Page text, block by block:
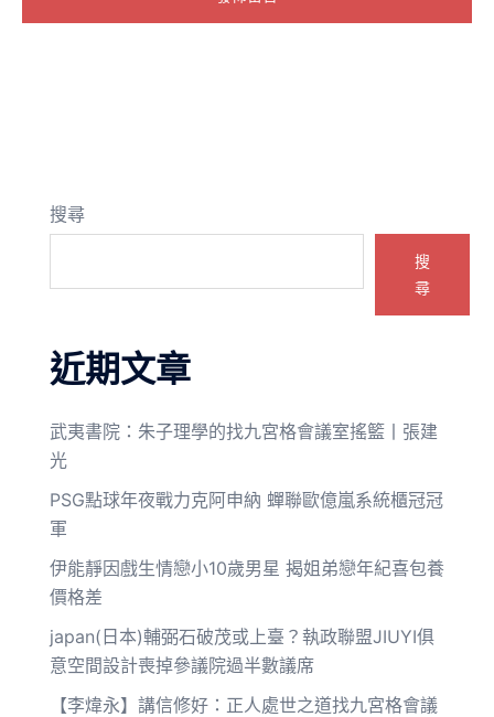
搜尋
搜
尋
近期文章
武夷書院：朱子理學的找九宮格會議室搖籃丨張建
光
PSG點球年夜戰力克阿申納 蟬聯歐億嵐系統櫃冠冠
軍
伊能靜因戲生情戀小10歲男星 揭姐弟戀年紀喜包養
價格差
japan(日本)輔弼石破茂或上臺？執政聯盟JIUYI俱
意空間設計喪掉參議院過半數議席
【李煒永】講信修好：正人處世之道找九宮格會議